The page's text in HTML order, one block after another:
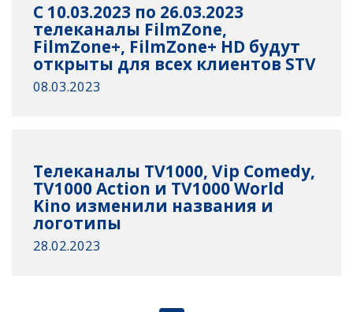
С 10.03.2023 по 26.03.2023
телеканалы FilmZone,
FilmZone+, FilmZone+ HD будут
открыты для всех клиентов STV
08.03.2023
Телеканалы TV1000, Vip Comedy,
TV1000 Action и TV1000 World
Kino изменили названия и
логотипы
28.02.2023